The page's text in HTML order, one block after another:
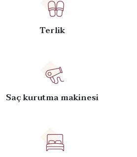
Terlik
Saç kurutma makinesi